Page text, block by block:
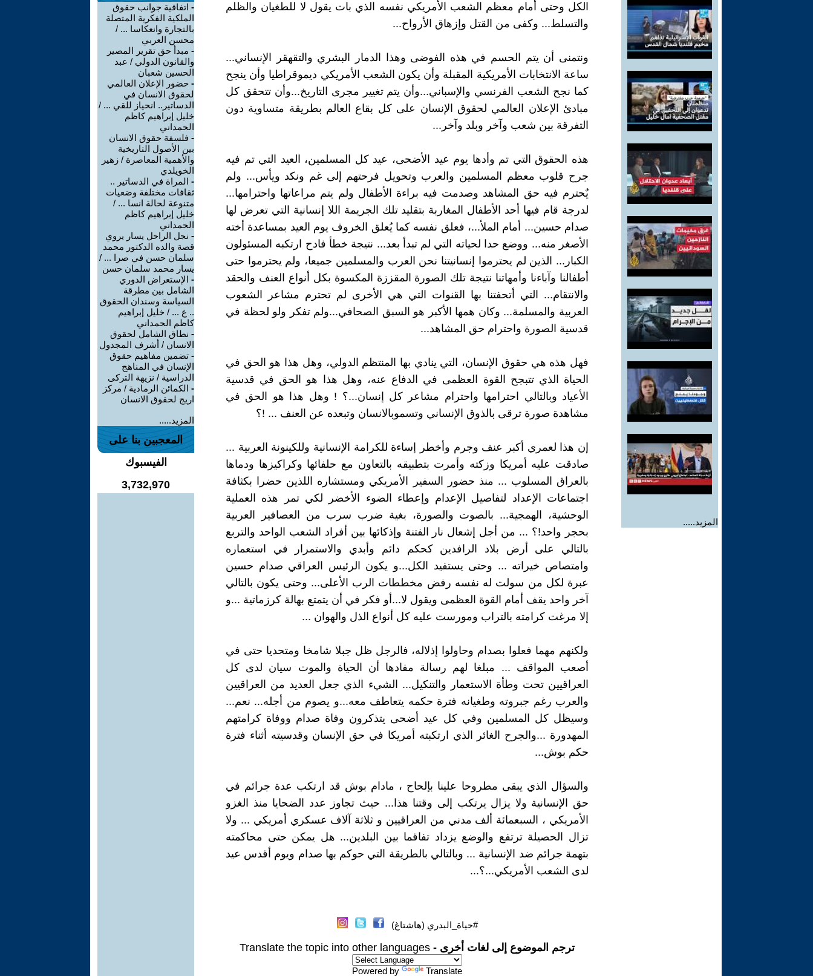
المزيد.....
الكل وحتى أمام معظم الشعب الأمريكي نفسه الذي بات يقول لا للطغيان والظلم
والتسلط... وكفى من القتل وإزهاق الأرواح...
ونتمنى أن يتم الحسم في هذه الفوضى وهذا الدمار البشري والتقهقر الإنساني...
ساعة الانتخابات الأمريكية المقبلة وأن يكون الشعب الأمريكي ديموقراطيا وأن ينجح
كما نجح الشعب الفرنسي والإسباني...وأن يتم تغيير مجرى التاريخ...وأن تتحقق كل
مبادئ الإعلان العالمي لحقوق الإنسان على كل بقاع العالم بطريقة متساوية دون
التفرقة بين شعب وآخر وبلد وآخر...
هذه الحقوق التي تم وأدها يوم عيد الأضحى، عيد كل المسلمين، العيد التي تم فيه
جرح قلوب معظم المسلمين والعرب وتحويل فرحتهم إلى غم ونكد ويأس... ولم
يٌحترم فيه حق المشاهد وصدمت فيه براءة الأطفال ولم يتم مراعاتها واحترامها...
لدرجة قام فيها أحد الأطفال المغاربة بتقليد تلك الجريمة اللا إنسانية التي تعرض لها
صدام حسين... أمام الملأ...، فعلق نفسه كما يُعلق الخروف يوم العيد بمساعدة أخته
الأصغر منه... ووضع حدا لحياته التي لم تبدأ بعد... نتيجة خطأ فادح ارتكبه المسئولون
الكبار... الذين لم يحترموا إنسانيتنا نحن العرب والمسلمين جميعا، ولم يحترموا حتى
أطفالنا وآباءنا وأمهاتنا نتيجة تلك الصورة المقززة المكسوة بكل أنواع العنف والحقد
والانتقام... التي أتحفتنا بها القنوات التي هي الأخرى لم تحترم مشاعر الشعوب
العربية والمسلمة... وكان همها الأكبر هو السبق الصحافي...ولم تفكر ولو لحظة في
قدسية الصورة واحترام حق المشاهد...
فهل هذه هي حقوق الإنسان، التي ينادي بها المنتظم الدولي، وهل هذا هو الحق في
الحياة الذي تتبجح القوة العظمى في الدفاع عنه، وهل هذا هو الحق في قدسية
الأعياد وبالتالي احترامها واحترام مشاعر كل إنسان...؟ ! وهل هذا هو الحق في
مشاهدة صورة ترقى بالذوق الإنساني وتسموبالانسان وتبعده عن العنف ... !؟
إن هذا لعمري أكبر عنف وجرم وأخطر إساءة للكرامة الإنسانية وللكينونة العربية ...
صادقت عليه أمريكا وزكته وأمرت بتطبيقه بالتعاون مع حلفائها وكراكيزها ودماها
بالعراق المسلوب ... منذ حضور السفير الأمريكي ومستشاره اللذين حضرا بكثافة
اجتماعات الإعداد لتفاصيل الإعدام وإعطاء الضوء الأخضر لكي تمر هذه العملية
الوحشية، الهمجية... بالصوت والصورة، بغية ضرب سرب من العصافير العربية
بحجر واحد!؟ ... من أجل إشعال نار الفتنة وإذكائها بين أفراد الشعب الواحد والتربع
بالتالي على أرض بلاد الرافدين كحكم دائم وأبدي والاستمرار في استعماره
وامتصاص خيراته ... وحتى يستفيد الكل...و يكون الرئيس العراقي صدام حسين
عبرة لكل من سولت له نفسه رفض مخططات الرب الأعلى... وحتى يكون بالتالي
آخر واحد يقف أمام القوة العظمى ويقول لا...أو فكر في أن يتمتع بهالة كرزماتية ...و
إلا مرغت كرامته بالتراب ومورست عليه كل أنواع الذل والهوان ...
ولكنهم مهما فعلوا بصدام وحاولوا إذلاله، فالرجل ظل جبلا شامخا ومتحديا حتى في
أصعب المواقف ... مبلغا لهم رسالة مفادها أن الحياة والموت سيان لدى كل
العراقيين تحت وطأة الاستعمار والتنكيل... الشيء الذي جعل العديد من العراقيين
والعرب رغم جبروته وطغيانه فترة حكمه يتعاطف معه...و يصوم من أجله... نعم...
وسيظل كل المسلمين وفي كل عيد أضحى يتذكرون وفاة صدام ووفاة كرامتهم
المهدورة ...والجرح الغائر الذي ارتكبته أمريكا في حق الإنسان وقدسيته أثناء فترة
حكم بوش...
والسؤال الذي يبقى مطروحا علينا بإلحاح ، مادام بوش قد ارتكب عدة جرائم في
حق الإنسانية ولا يزال يرتكب إلى وقتنا هذا... حيث تجاوز عدد الضحايا منذ الغزو
الأمريكي ، السبعمائة ألف مدني من العراقيين و ثلاثة آلاف عسكري أمريكي ... ولا
تزال الحصيلة ترتفع والوضع يزداد تفاقما بين البلدين... هل يمكن حتى محاكمته
بتهمة جرائم ضد الإنسانية ... وبالتالي بالطريقة التي حوكم بها صدام ويوم أقدس عيد
لدى الشعب الأمريكي...؟...
#حياة_البدري (هاشتاغ)
ترجم الموضوع إلى لغات أخرى - Translate the topic into other languages
Powered by Translate
- اتفاقية جوانب حقوق
الملكية الفكرية المتصلة
بالتجارة وانعكاسا ... /
محسن العربي
- مبدأ حق تقرير المصير
والقانون الدولي / عبد
الحسين شعبان
- حضور الإعلان العالمي
لحقوق الانسان في
الدساتير.. انحياز للقي ... /
خليل إبراهيم كاظم
الحمداني
- فلسفة حقوق الانسان
بين الأصول التاريخية
والأهمية المعاصرة / زهير
الخويلدي
- المراة في الدساتير ..
ثقافات مختلفة وضعيات
متنوعة لحالة انسا ... /
خليل إبراهيم كاظم
الحمداني
- نجل الراحل يسار يروي
قصة والده الدكتور محمد
سلمان حسن في صرا ... /
يسار محمد سلمان حسن
- الإستعراض الدوري
الشامل بين مطرقة
السياسة وسندان الحقوق
.. ع ... / خليل إبراهيم
كاظم الحمداني
- نطاق الشامل لحقوق
الانسان / أشرف المجدول
- تضمين مفاهيم حقوق
الإنسان في المناهج
الدراسية / نزيهة التركى
- الكمائن الرمادية / مركز
اريج لحقوق الانسان
المزيد.....
المعجبين بنا على
الفيسبوك
3,732,970